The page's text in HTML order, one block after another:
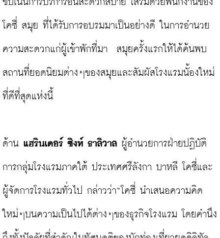
ขับเน้นการบริการอันสะดวกสบาย เสริมด้วยพนักงานของ
โคซี่ สมุย ที่ได้รับการอบรมมาเป็นอย่างดี ในการอำนวย
ความสะดวกแก่ผู้เข้าพักที่มา  สมุยครั้งแรกให้ได้ค้นพบ
สถานที่ยอดนิยมต่างๆของสมุยและสัมผัสโรงแรมนั้องใหม่
ที่ดีที่สุดแห่งนี้
ด้าน แฮรินเดอร์ ซิงห์ ธาลิวาล ผู้อำนวยการฝ่ายปฏิบัติ
การกลุ่มโรงแรมภาคใต้ ประเทศศรีลังกา บาหลี โคซี่และ
ผู้จัดการโรงแรมทั่วไป กล่าวว่า“โคซี่ นำเสนอความคิด
ใหม่ๆบนความเป็นไปได้ต่างๆของธุรกิจโรงแรม โดยคำนึง